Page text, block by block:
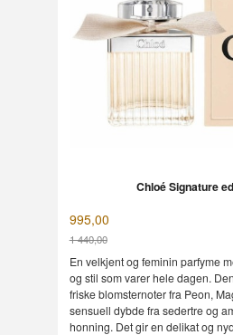
Chloé Signature
995,00
1 440,00
Rabatt
En velkjent og feminin parfyme
og stil som varer hele dagen.
friske blomsternoter fra Peon,
sensuell dybde fra sedertre og
honning. Det gir en delikat og